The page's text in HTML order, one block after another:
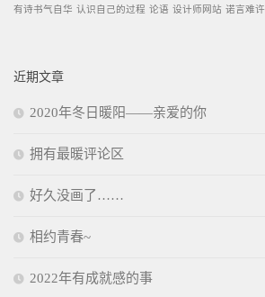
有诗书气自华 认识自己的过程 论语 设计师网站 诺言难许
近期文章
2020年冬日暖阳——亲爱的你
拥有最暖评论区
好久没画了……
相约青春~
2022年有成就感的事